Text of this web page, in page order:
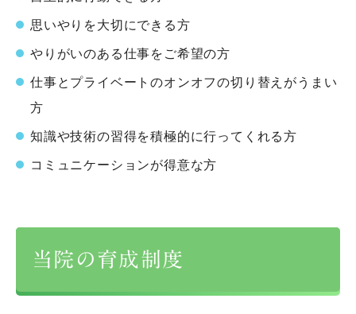
思いやりを大切にできる方
やりがいのある仕事をご希望の方
仕事とプライベートのオンオフの切り替えがうまい
方
知識や技術の習得を積極的に行ってくれる方
コミュニケーションが得意な方
当院の育成制度